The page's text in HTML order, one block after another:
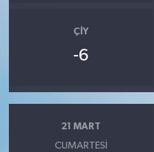
ÇIY
-6
21 MART
CUMARTESI